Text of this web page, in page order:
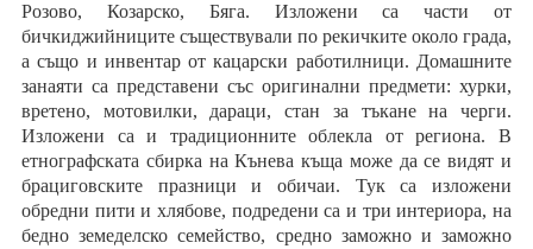
Розово, Козарско, Бяга. Изложени са части от
бичкиджийниците съществували по рекичките около града,
а също и инвентар от кацарски работилници. Домашните
занаяти са представени със оригинални предмети: хурки,
вретено, мотовилки, дараци, стан за тъкане на черги.
Изложени са и традиционните облекла от региона. В
етнографската сбирка на Кънева къща може да се видят и
брациговските празници и обичаи. Тук са изложени
обредни пити и хлябове, подредени са и три интериора, на
бедно земеделско семейство, средно заможно и заможно